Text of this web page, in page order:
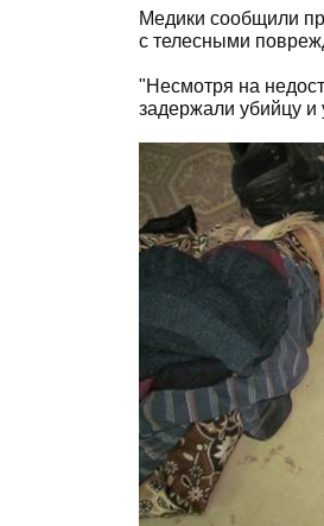
Медики сообщили
с телесными
"Несмотря на
задержали убийцу и